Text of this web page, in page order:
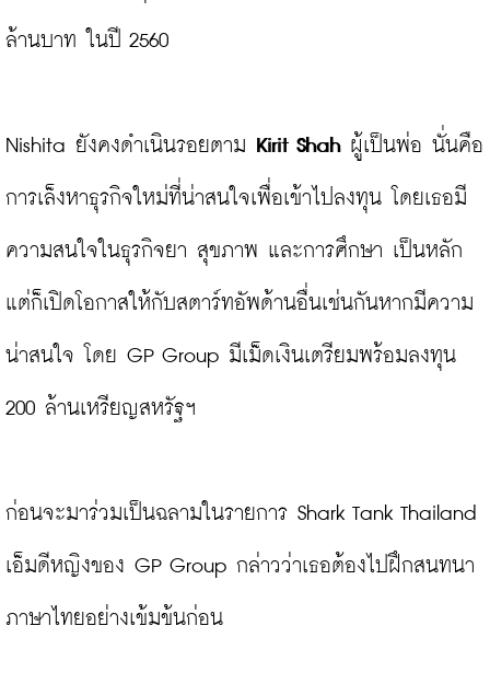
ล้านบาท ในปี 2560
Nishita ยังคงดำเนินรอยตาม Kirit Shah ผู้เป็นพ่อ นั่นคือ
การเล็งหาธุรกิจใหม่ที่น่าสนใจเพื่อเข้าไปลงทุน โดยเธอมี
ความสนใจในธุรกิจยา สุขภาพ และการศึกษา เป็นหลัก
แต่ก็เปิดโอกาสให้กับสตาร์ทอัพด้านอื่นเช่นกันหากมีความ
น่าสนใจ โดย GP Group มีเม็ดเงินเตรียมพร้อมลงทุน
200 ล้านเหรียญสหรัฐฯ
ก่อนจะมาร่วมเป็นฉลามในรายการ Shark Tank Thailand
เอ็มดีหญิงของ GP Group กล่าวว่าเธอต้องไปฝึกสนทนา